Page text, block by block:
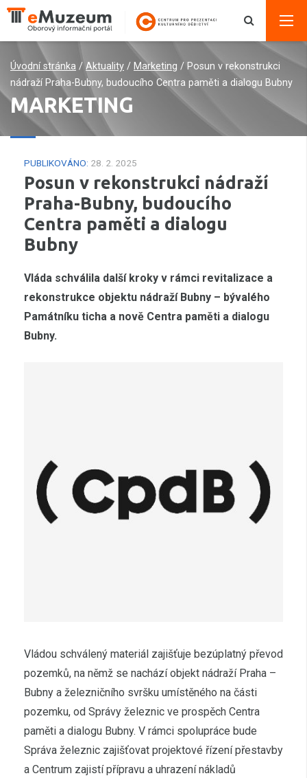
Úvodní stránka / Aktuality / Marketing / Posun v rekonstrukci
nádraží Praha-Bubny, budoucího Centra paměti a dialogu Bubny
MARKETING
PUBLIKOVÁNO: 28. 2. 2025
Posun v rekonstrukci nádraží
Praha-Bubny, budoucího
Centra paměti a dialogu
Bubny
Vláda schválila další kroky v rámci revitalizace a
rekonstrukce objektu nádraží Bubny – bývalého
Památníku ticha a nově Centra paměti a dialogu
Bubny.
Vládou schválený materiál zajišťuje bezúplatný převod
pozemků, na němž se nachází objekt nádraží Praha –
Bubny a železničního svršku umístěného na části
pozemku, od Správy železnic ve prospěch Centra
paměti a dialogu Bubny. V rámci spolupráce bude
Správa železnic zajišťovat projektové řízení přestavby
a Centrum zajistí přípravu a uhrazení nákladů